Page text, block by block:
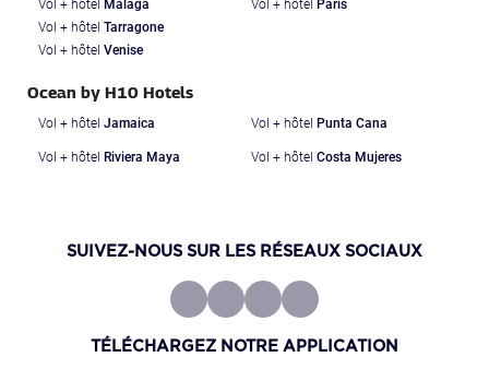
Vol + hôtel Malaga
Vol + hôtel Tarragone
Vol + hôtel Venise
Vol + hôtel Paris
Ocean by H10 Hotels
Vol + hôtel Jamaica Vol + hôtel Punta Cana
Vol + hôtel Riviera Maya Vol + hôtel Costa Mujeres
SUIVEZ-NOUS SUR LES RÉSEAUX SOCIAUX
TÉLÉCHARGEZ NOTRE APPLICATION